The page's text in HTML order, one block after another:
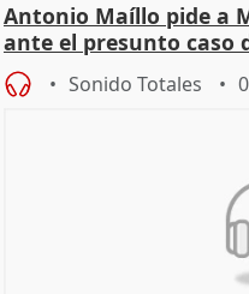
Antonio Maíllo pide a
ante el presunto caso
Sonido Totales